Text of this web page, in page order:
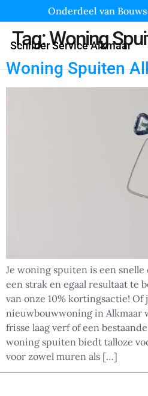
Onderdeel van
Schilder Service Alkmaar
Tag:Woning
Woning Spuiten
Je woning spuiten is een
een strak en egaal resultaat te
van onze 10% kortingsactie! Of
nieuwbouwwoning in Alkmaar
frisse laag verf of een
woning spuiten biedt talloze
voor zowel muren als […]